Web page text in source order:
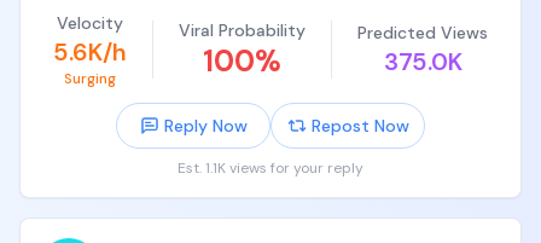
EFG还矛盾，如果要完善LLM workflow的这些缺失功
能，那就要完完全全重新写一套。
这时候这些民办三本文科宝妈的脑子直接烧了，因为
要满足接下来层出不断需求，就要每周时时刻刻重
写，而这对于他们人均边牧一样的产品设计和coding
Velocity
5.6K/h
Surging
Viral Probability
100%
Predicted Views
375.0K
Reply Now Repost Now
Est. 1.1K views for your reply